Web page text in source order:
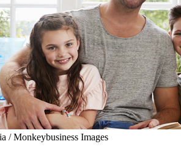
/ Monkeybusiness Images